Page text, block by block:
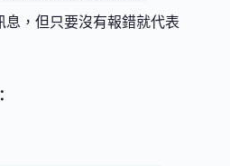
息，但只要沒有報錯就代表